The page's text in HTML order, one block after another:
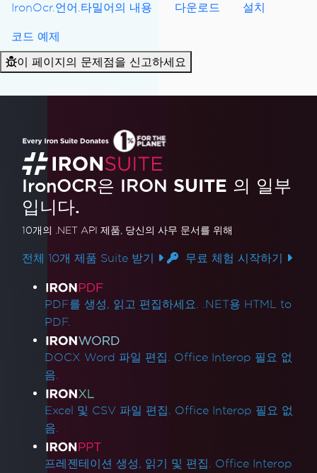
IronOcr.언어.타밀어의 내용 다운로드 설치
코드 예제
이 페이지의 문제점을 신고하세요
IronOCR은 IRON SUITE 의 일부
입니다.
10개의 .NET API 제품, 당신의 사무 문서를 위해
전체 10개 제품 Suite 받기 무료 체험 시작하기
제품 링크
PDF를 생성, 읽고 편집하세요. .NET용 HTML to
PDF.
DOCX Word 파일 편집. Office Interop 필요 없
음.
Excel 및 CSV 파일 편집. Office Interop 필요 없
음.
프레젠테이션 생성, 읽기 및 편집. Office Interop